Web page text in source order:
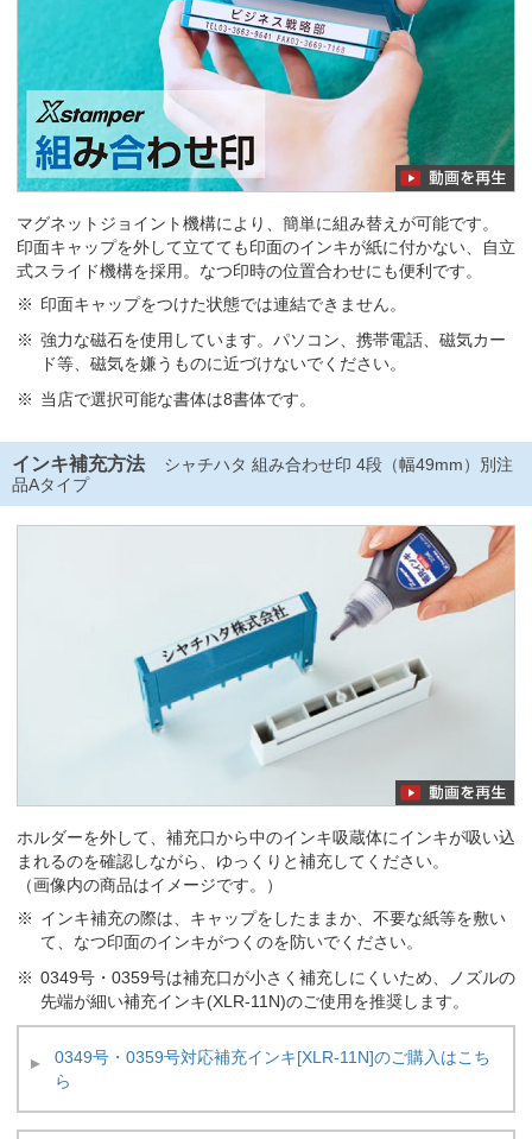
マグネットジョイント機構により、簡単に組み替えが可能です。
印面キャップを外して立てても印面のインキが紙に付かない、自立
式スライド機構を採用。なつ印時の位置合わせにも便利です。
印面キャップをつけた状態では連結できません。
強力な磁石を使用しています。パソコン、携帯電話、磁気カー
ド等、磁気を嫌うものに近づけないでください。
当店で選択可能な書体は8書体です。
インキ補充方法
シャチハタ 組み合わせ印 4段（幅49mm）別注
品Aタイプ
ホルダーを外して、補充口から中のインキ吸蔵体にインキが吸い込
まれるのを確認しながら、ゆっくりと補充してください。
（画像内の商品はイメージです。）
インキ補充の際は、キャップをしたままか、不要な紙等を敷い
て、なつ印面のインキがつくのを防いでください。
0349号・0359号は補充口が小さく補充しにくいため、ノズルの
先端が細い補充インキ(XLR-11N)のご使用を推奨します。
0349号・0359号対応補充インキ[XLR-11N]のご購入はこち
ら